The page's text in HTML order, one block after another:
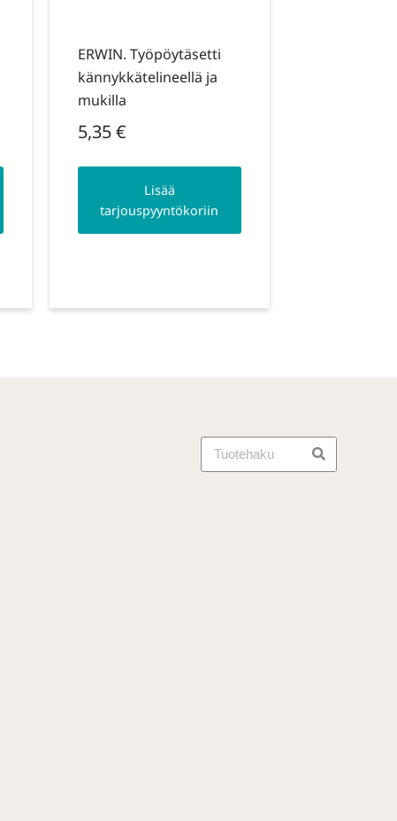
ERWIN. Työpöytäsetti
kännykkätelineellä ja
mukilla
5,35€
Lisää
tarjouspyyntökoriin